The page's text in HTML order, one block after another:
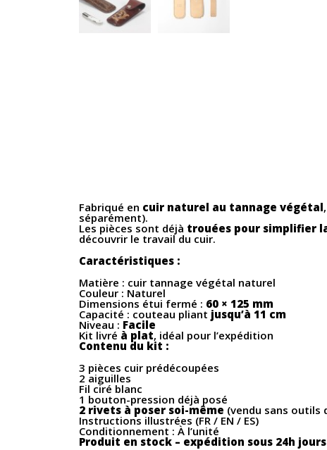
Fabriqué en cuir naturel au tannage végétal
séparément).
Les pièces sont déjà trouées pour simplifier
découvrir le travail du cuir.
Caractéristiques :
Matière : cuir tannage végétal naturel
Couleur : Naturel
Dimensions étui fermé : 60 × 125 mm
Capacité : couteau pliant jusqu’à 11 cm
Niveau : Facile
Kit livré à plat, idéal pour l’expédition
Contenu du kit :
3 pièces cuir prédécoupées
2 aiguilles
Fil ciré blanc
1 bouton-pression déjà posé
2 rivets à poser soi-même (vendu sans outils
Instructions illustrées (FR / EN / ES)
Conditionnement : À l’unité
Produit en stock – expédition sous 24h